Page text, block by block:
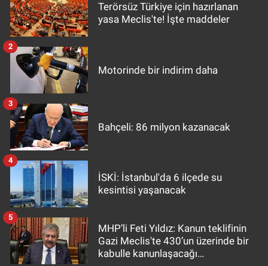
Terörsüz Türkiye için hazırlanan
yasa Meclis'te! İşte maddeler
Motorinde bir indirim daha
2
Bahçeli: 86 milyon kazanacak
3
İSKİ: İstanbul'da 6 ilçede su
kesintisi yaşanacak
4
MHP’li Feti Yıldız: Kanun teklifinin
Gazi Meclis'te 430’un üzerinde bir
kabulle kanunlaşacağı
5